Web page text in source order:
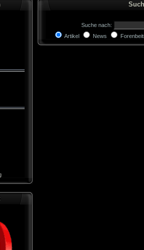
Suche nach:
Artikel
News